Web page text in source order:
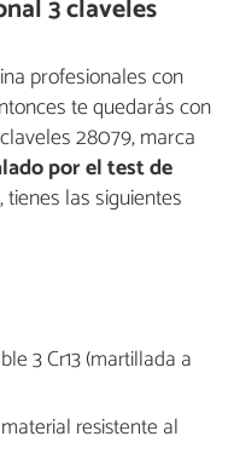
3 claveles
profesionales con
te quedarás con
28079, marca
por el test de
tienes las siguientes
3 Cr13 (martillada a
resistente al